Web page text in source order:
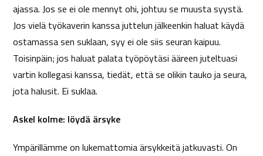
ajassa. Jos se ei ole mennyt ohi, johtuu se muusta syystä.
Jos vielä työkaverin kanssa juttelun jälkeenkin haluat käydä
ostamassa sen suklaan, syy ei ole siis seuran kaipuu.
Toisinpäin; jos haluat palata työpöytäsi ääreen juteltuasi
vartin kollegasi kanssa, tiedät, että se olikin tauko ja seura,
jota halusit. Ei suklaa.
Askel kolme: löydä ärsyke
Ympärillämme on lukemattomia ärsykkeitä jatkuvasti. On